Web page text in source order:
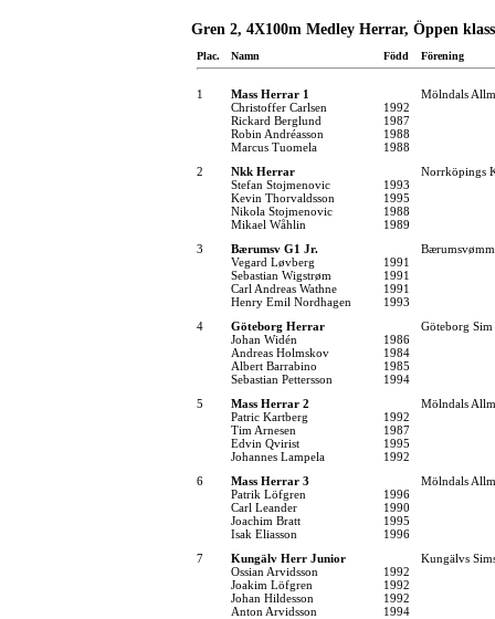
Gren 2, 4X100m Medley Herrar, Öppen klass
Plac. Namn Född Förening
1 Mass Herrar 1
Mölndals
Christoffer Carlsen
1992
Rickard Berglund
1987
Robin Andréasson
1988
Marcus Tuomela
1988
2
Nkk Herrar
Norrköpings
Stefan Stojmenovic
1993
Kevin Thorvaldsson
1995
Nikola Stojmenovic
1988
Mikael Wåhlin
1989
3
Bærumsv G1 Jr.
Vegard Løvberg
1991
Sebastian Wigstrøm
1991
Carl Andreas Wathne
1991
Henry Emil Nordhagen
1993
4
Göteborg Herrar
Göteborg Sim
Johan Widén
1986
Andreas Holmskov
1984
Albert Barrabino
1985
Sebastian Pettersson
1994
5
Mass Herrar 2
Mölndals
Patric Kartberg
1992
Tim Arnesen
1987
Edvin Qvirist
1995
Johannes Lampela
1992
6
Mass Herrar 3
Mölndals
Patrik Löfgren
1996
Carl Leander
1990
Joachim Bratt
1995
Isak Eliasson
1996
7
Kungälv Herr Junior
Kungälvs
Ossian Arvidsson
1992
Joakim Löfgren
1992
Johan Hildesson
1992
Anton Arvidsson
1994